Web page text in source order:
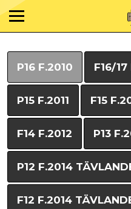
P16 F.2010 F16/
P15 F.2011 F15
F14 F.2012 P13
P12 F.2014
F12 F.2014